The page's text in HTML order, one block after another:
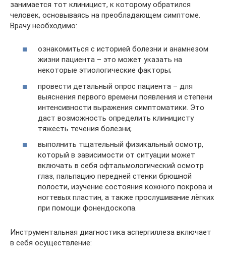
занимается тот клиницист, к которому обратился
человек, основываясь на преобладающем симптоме.
Врачу необходимо:
ознакомиться с историей болезни и анамнезом
жизни пациента – это может указать на
некоторые этиологические факторы;
провести детальный опрос пациента – для
выяснения первого времени появления и степени
интенсивности выражения симптоматики. Это
даст возможность определить клиницисту
тяжесть течения болезни;
выполнить тщательный физикальный осмотр,
который в зависимости от ситуации может
включать в себя офтальмологический осмотр
глаз, пальпацию передней стенки брюшной
полости, изучение состояния кожного покрова и
ногтевых пластин, а также прослушивание лёгких
при помощи фонендоскопа.
Инструментальная диагностика аспергиллеза включает
в себя осуществление: